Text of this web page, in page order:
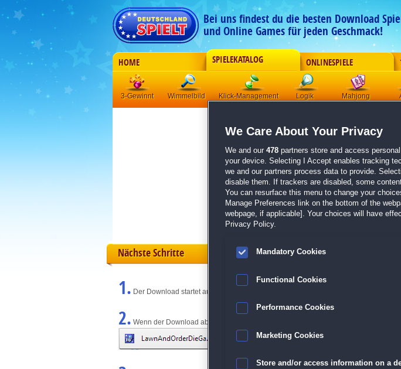
Bei uns findest du die besten Download
und Online Games für jeden Geschmack!
HOME SPIELEKATALOG ONLINESPIELE
3-Gewinnt Wimmelbild Klick-Management Logik Mahjong
Der Download wird
Heart of Moon: Die Maske der
Größe 106.8 MB
Einen Moment bitte, dein Spiel wird in
Falls der Download nicht
Zurück zur Gamepage
Nächste Schritte
1. Der Download startet automatisch und wird am unteren Rand des Browserfensters
2. Wenn der Download abgeschlossen ist, klicke einfach auf die Datei.
We Care About Your Privacy
We and our 478 partners store and access
your device. Selecting I Accept enables tracking
we and our partners process data to provide.
disable them. If trackers are disabled, some
You can resurface this menu to change your
Manage Preferences link on the bottom of the
webpage, if applicable]. Your choices will have
Privacy Policy.
Mandatory Cookies
Functional Cookies
Performance Cookies
Marketing Cookies
Store and/or access information on a